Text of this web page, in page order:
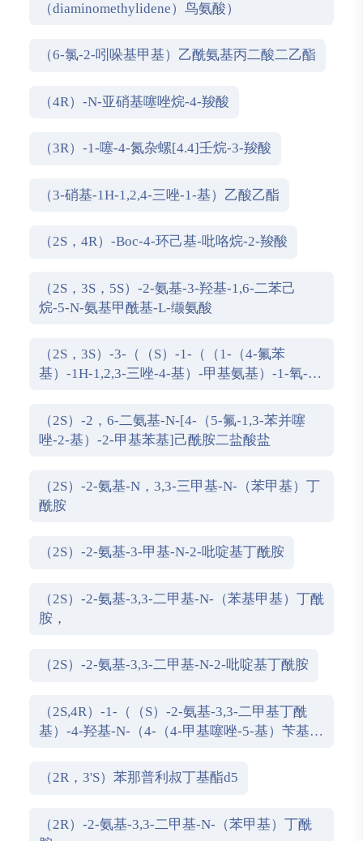
（diaminomethylidene）鸟氨酸）
（6-氯-2-吲哚基甲基）乙酰氨基丙二酸二乙酯
（4R）-N-亚硝基噻唑烷-4-羧酸
（3R）-1-噻-4-氮杂螺[4.4]壬烷-3-羧酸
（3-硝基-1H-1,2,4-三唑-1-基）乙酸乙酯
（2S，4R）-Boc-4-环己基-吡咯烷-2-羧酸
（2S，3S，5S）-2-氨基-3-羟基-1,6-二苯己
烷-5-N-氨基甲酰基-L-缬氨酸
（2S，3S）-3-（（S）-1-（（1-（4-氟苯
基）-1H-1,2,3-三唑-4-基）-甲基氨基）-1-氧-3-
烷-2-羧酸
（2S）-2，6-二氨基-N-[4-（5-氟-1,3-苯并噻
唑-2-基）-2-甲基苯基]己酰胺二盐酸盐
（2S）-2-氨基-N，3,3-三甲基-N-（苯甲基）丁
酰胺
（2S）-2-氨基-3-甲基-N-2-吡啶基丁酰胺
（2S）-2-氨基-3,3-二甲基-N-（苯基甲基）丁酰
胺，
（2S）-2-氨基-3,3-二甲基-N-2-吡啶基丁酰胺
（2S,4R）-1-（（S）-2-氨基-3,3-二甲基丁酰
基）-4-羟基-N-（4-（4-甲基噻唑-5-基）苄基）
（2R，3'S）苯那普利叔丁基酯d5
（2R）-2-氨基-3,3-二甲基-N-（苯甲基）丁酰